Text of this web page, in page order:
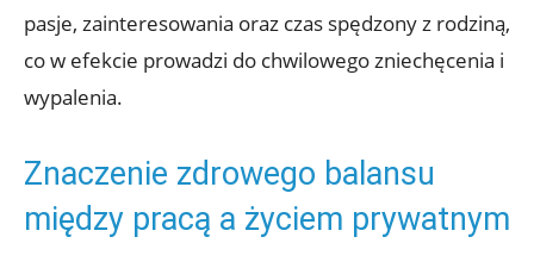
pasje, zainteresowania oraz czas spędzony z rodziną,
co w efekcie prowadzi do chwilowego zniechęcenia i
wypalenia.
Znaczenie zdrowego balansu
między pracą a życiem prywatnym